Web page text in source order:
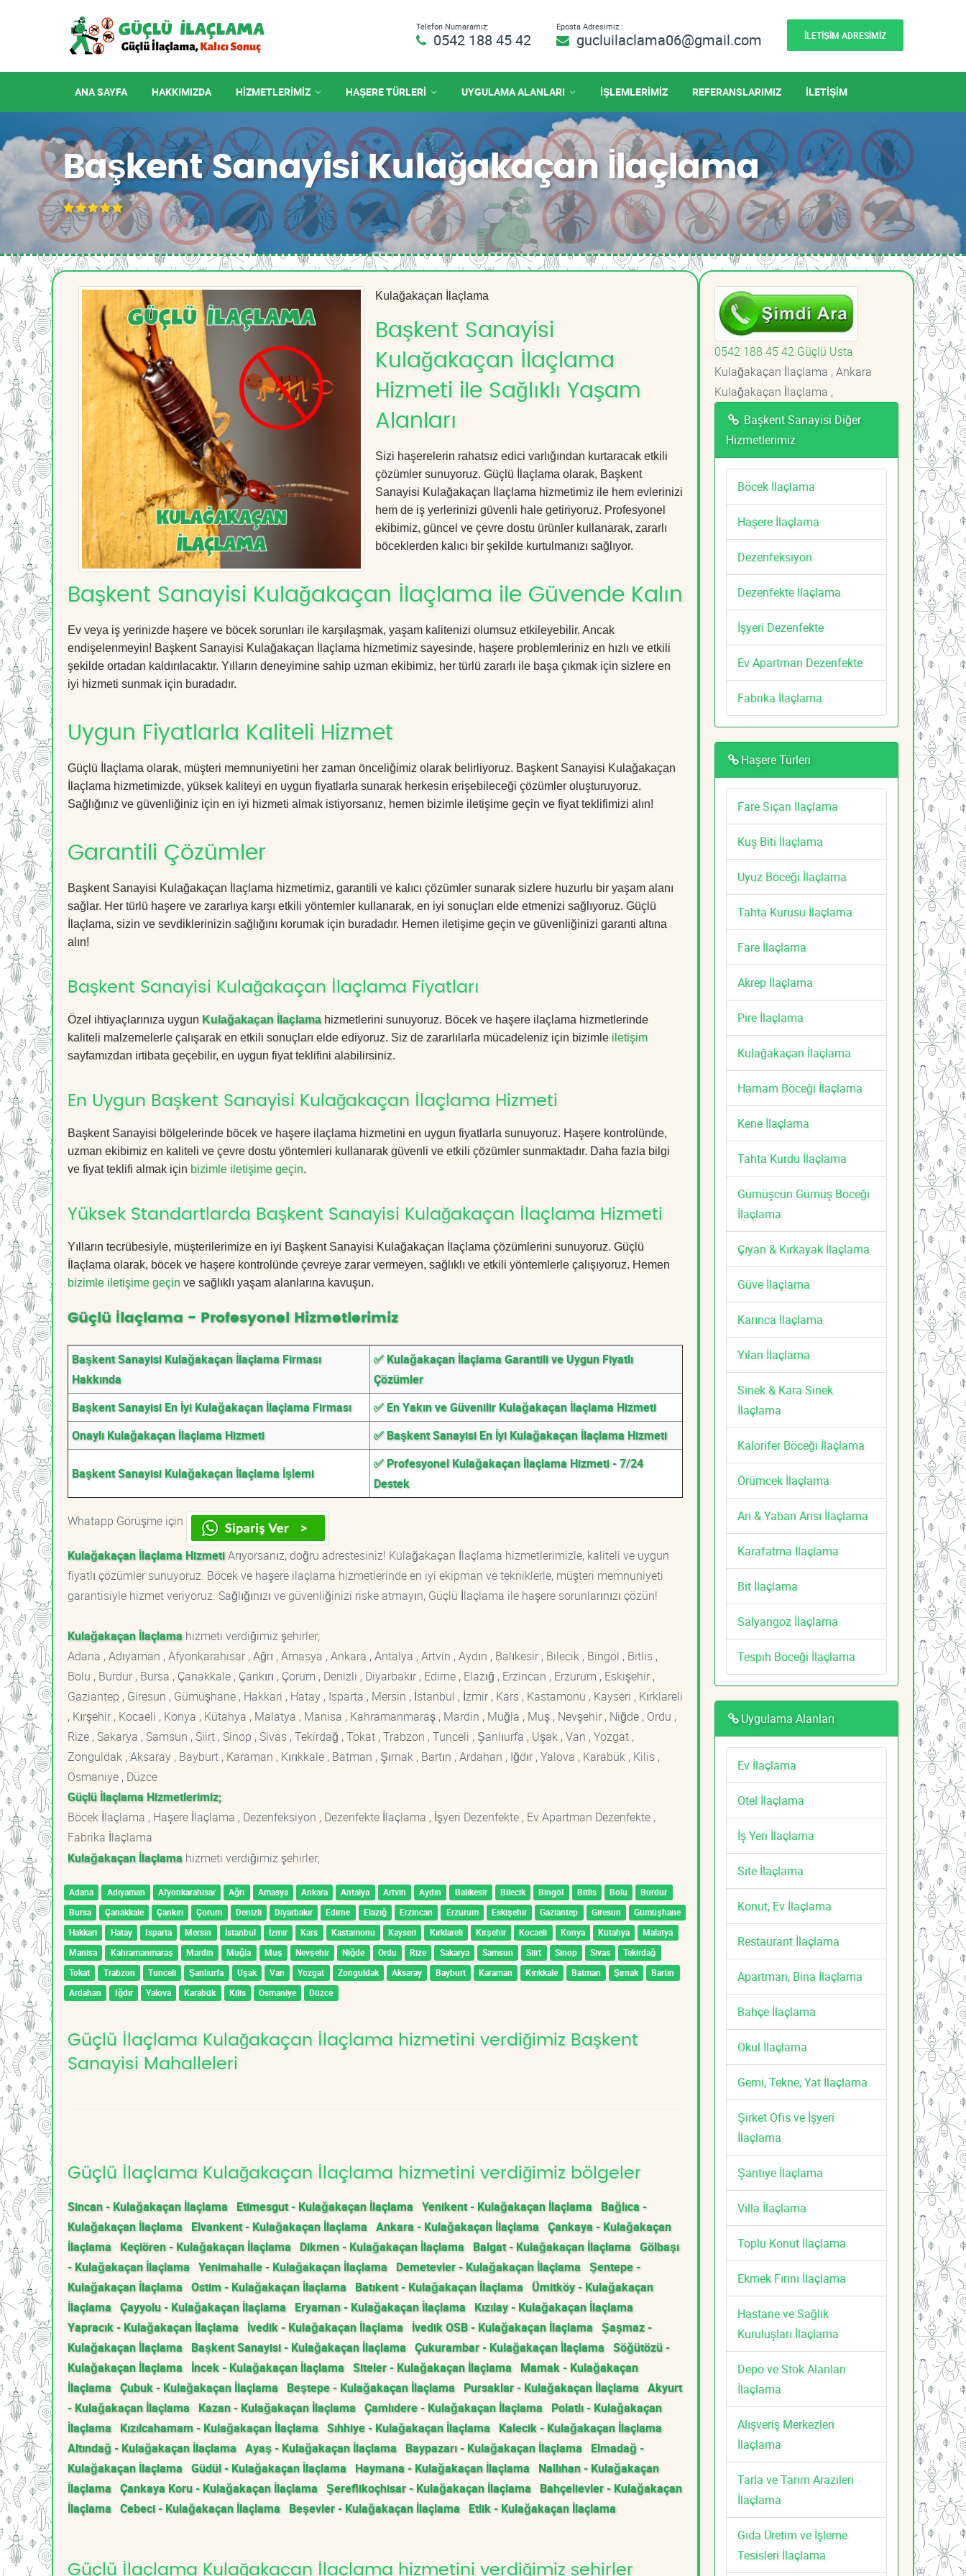
Telefon Numaramız:
0542 188 45 42
Eposta Adresimiz :
gucluilaclama06@gmail.com İLETİŞİM ADRESİMİZ
ANA SAYFA HAKKIMIZDA HIZMETLERIMIZ HAŞERE TÜRLERİ UYGULAMA ALANLARI İŞLEMLERİMİZ REFERANSLARIMIZ İLETİŞİM
Başkent Sanayisi Kulağakaçan İlaçlama
Kulağakaçan İlaçlama
Başkent Sanayisi
Kulağakaçan İlaçlama
Hizmeti ile Sağlıklı Yaşam
Alanları
Sizi haşerelerin rahatsız edici varlığından kurtaracak etkili
çözümler sunuyoruz. Güçlü İlaçlama olarak, Başkent
Sanayisi Kulağakaçan İlaçlama hizmetimiz ile hem evlerinizi
hem de iş yerlerinizi güvenli hale getiriyoruz. Profesyonel
ekibimiz, güncel ve çevre dostu ürünler kullanarak, zararlı
böceklerden kalıcı bir şekilde kurtulmanızı sağlıyor.
Başkent Sanayisi Kulağakaçan İlaçlama ile Güvende Kalın
Ev veya iş yerinizde haşere ve böcek sorunları ile karşılaşmak, yaşam kalitenizi olumsuz etkileyebilir. Ancak
endişelenmeyin! Başkent Sanayisi Kulağakaçan İlaçlama hizmetimiz sayesinde, haşere problemleriniz en hızlı ve etkili
şekilde ortadan kaldırılacaktır. Yılların deneyimine sahip uzman ekibimiz, her türlü zararlı ile başa çıkmak için sizlere en
iyi hizmeti sunmak için buradadır.
Uygun Fiyatlarla Kaliteli Hizmet
Güçlü İlaçlama olarak, müşteri memnuniyetini her zaman önceliğimiz olarak belirliyoruz. Başkent Sanayisi Kulağakaçan
İlaçlama hizmetimizde, yüksek kaliteyi en uygun fiyatlarla sunarak herkesin erişebileceği çözümler oluşturuyoruz.
Sağlığınız ve güvenliğiniz için en iyi hizmeti almak istiyorsanız, hemen bizimle iletişime geçin ve fiyat teklifimizi alın!
Garantili Çözümler
Başkent Sanayisi Kulağakaçan İlaçlama hizmetimiz, garantili ve kalıcı çözümler sunarak sizlere huzurlu bir yaşam alanı
sağlar. Her türlü haşere ve zararlıya karşı etkili yöntemler kullanarak, en iyi sonuçları elde etmenizi sağlıyoruz. Güçlü
İlaçlama, sizin ve sevdiklerinizin sağlığını korumak için buradadır. Hemen iletişime geçin ve güvenliğinizi garanti altına
alın!
Başkent Sanayisi Kulağakaçan İlaçlama Fiyatları
Özel ihtiyaçlarınıza uygun Kulağakaçan İlaçlamahizmetlerini sunuyoruz. Böcek ve haşere ilaçlama hizmetlerinde
kaliteli malzemelerle çalışarak en etkili sonuçları elde ediyoruz. Siz de zararlılarla mücadeleniz için bizimle iletişim
sayfamızdan irtibata geçebilir, en uygun fiyat teklifini alabilirsiniz.
En Uygun Başkent Sanayisi Kulağakaçan İlaçlama Hizmeti
Başkent Sanayisi bölgelerinde böcek ve haşere ilaçlama hizmetini en uygun fiyatlarla sunuyoruz. Haşere kontrolünde,
uzman ekibimiz en kaliteli ve çevre dostu yöntemleri kullanarak güvenli ve etkili çözümler sunmaktadır. Daha fazla bilgi
ve fiyat teklifi almak için bizimle iletişime geçin.
Yüksek Standartlarda Başkent Sanayisi Kulağakaçan İlaçlama Hizmeti
Yılların tecrübesiyle, müşterilerimize en iyi Başkent Sanayisi Kulağakaçan İlaçlama çözümlerini sunuyoruz. Güçlü
İlaçlama olarak, böcek ve haşere kontrolünde çevreye zarar vermeyen, sağlıklı ve etkili yöntemlerle çalışıyoruz. Hemen
bizimle iletişime geçin ve sağlıklı yaşam alanlarına kavuşun.
Güçlü İlaçlama - Profesyonel Hizmetlerimiz
Başkent Sanayisi Kulağakaçan İlaçlama Firması
Hakkında
✅ Kulağakaçan İlaçlama Garantili ve Uygun Fiyatlı
Çözümler
Başkent Sanayisi En İyi Kulağakaçan İlaçlama Firması
✅ En Yakın ve Güvenilir Kulağakaçan İlaçlama Hizmeti
Onaylı Kulağakaçan İlaçlama Hizmeti
✅ Başkent Sanayisi En İyi Kulağakaçan İlaçlama Hizmeti
Başkent Sanayisi Kulağakaçan İlaçlama İşlemi
✅ Profesyonel Kulağakaçan İlaçlama Hizmeti - 7/24
Destek
Whatapp Görüşme için
Kulağakaçan İlaçlama HizmetiArıyorsanız, doğru adrestesiniz! Kulağakaçan İlaçlama hizmetlerimizle, kaliteli ve uygun
fiyatlı çözümler sunuyoruz. Böcek ve haşere ilaçlama hizmetlerinde en iyi ekipman ve tekniklerle, müşteri memnuniyeti
garantisiyle hizmet veriyoruz. Sağlığınızı ve güvenliğinizi riske atmayın, Güçlü İlaçlama ile haşere sorunlarınızı çözün!
Kulağakaçan İlaçlama hizmeti verdiğimiz şehirler;
Adana , Adıyaman , Afyonkarahisar , Ağrı , Amasya , Ankara , Antalya , Artvin , Aydın , Balıkesir , Bilecik , Bingöl , Bitlis ,
Bolu , Burdur , Bursa , Çanakkale , Çankırı , Çorum , Denizli , Diyarbakır , Edirne , Elazığ , Erzincan , Erzurum , Eskişehir ,
Gaziantep , Giresun , Gümüşhane , Hakkari , Hatay , Isparta , Mersin , İstanbul , İzmir , Kars , Kastamonu , Kayseri , Kırklareli
, Kırşehir , Kocaeli , Konya , Kütahya , Malatya , Manisa , Kahramanmaraş , Mardin , Muğla , Muş , Nevşehir , Niğde , Ordu ,
Rize , Sakarya , Samsun , Siirt , Sinop , Sivas , Tekirdağ , Tokat , Trabzon , Tunceli , Şanlıurfa , Uşak , Van , Yozgat ,
Zonguldak , Aksaray , Bayburt , Karaman , Kırıkkale , Batman , Şırnak , Bartın , Ardahan , Iğdır , Yalova , Karabük , Kilis ,
Osmaniye , Düzce
Güçlü İlaçlama Hizmetlerimiz;
Böcek İlaçlama , Haşere İlaçlama , Dezenfeksiyon , Dezenfekte İlaçlama , İşyeri Dezenfekte , Ev Apartman Dezenfekte ,
Fabrika İlaçlama
Kulağakaçan İlaçlama hizmeti verdiğimiz şehirler;
Adana Adıyaman Afyonkarahisar Ağrı Amasya Ankara Antalya Artvin Aydın Balıkesir Bilecik Bingöl Bitlis Bolu
Burdur
Bursa
Çanakkale Çankırı Çorum Denizli Diyarbakır Edirne Elazığ Erzincan Erzurum Eskişehir Gaziantep Giresun
Gümüşhane
Hakkari
Hatay Isparta Mersin İstanbul İzmir Kars Kastamonu Kayseri Kırklareli Kırşehir Kocaeli Konya Kütahya
Malatya
Manisa
Kahramanmaraş Mardin Muğla Muş Nevşehir Niğde Ordu Rize Sakarya Samsun Siirt Sinop Sivas
Tekirdağ
Tokat
Trabzon Tunceli Şanlıurfa Uşak Van Yozgat Zonguldak Aksaray Bayburt Karaman Kırıkkale Batman Şırnak
Bartın
Ardahan
Iğdır Yalova Karabük Kilis Osmaniye Düzce
Güçlü İlaçlama Kulağakaçan İlaçlama hizmetini verdiğimiz Başkent
Sanayisi Mahalleleri
Güçlü İlaçlama Kulağakaçan İlaçlama hizmetini verdiğimiz bölgeler
Sincan - Kulağakaçan İlaçlama Etimesgut - Kulağakaçan İlaçlama Yenikent - Kulağakaçan İlaçlama Bağlıca -
Kulağakaçan İlaçlama Elvankent - Kulağakaçan İlaçlama Ankara - Kulağakaçan İlaçlama Çankaya - Kulağakaçan
İlaçlama Keçiören - Kulağakaçan İlaçlama Dikmen - Kulağakaçan İlaçlama Balgat - Kulağakaçan İlaçlama Gölbaşı
- Kulağakaçan İlaçlama Yenimahalle - Kulağakaçan İlaçlama Demetevler - Kulağakaçan İlaçlama Şentepe -
Kulağakaçan İlaçlama Ostim - Kulağakaçan İlaçlama Batıkent - Kulağakaçan İlaçlama Ümitköy - Kulağakaçan
İlaçlama Çayyolu - Kulağakaçan İlaçlama Eryaman - Kulağakaçan İlaçlama Kızılay - Kulağakaçan İlaçlama
Yapracık - Kulağakaçan İlaçlama İvedik - Kulağakaçan İlaçlama İvedik OSB - Kulağakaçan İlaçlama Şaşmaz -
Kulağakaçan İlaçlama Başkent Sanayisi - Kulağakaçan İlaçlama Çukurambar - Kulağakaçan İlaçlama Söğütözü -
Kulağakaçan İlaçlama İncek - Kulağakaçan İlaçlama Siteler - Kulağakaçan İlaçlama Mamak - Kulağakaçan
İlaçlama Çubuk - Kulağakaçan İlaçlama Beştepe - Kulağakaçan İlaçlama Pursaklar - Kulağakaçan İlaçlama Akyurt
- Kulağakaçan İlaçlama Kazan - Kulağakaçan İlaçlama Çamlıdere - Kulağakaçan İlaçlama Polatlı - Kulağakaçan
İlaçlama Kızılcahamam - Kulağakaçan İlaçlama Sıhhiye - Kulağakaçan İlaçlama Kalecik - Kulağakaçan İlaçlama
Altındağ - Kulağakaçan İlaçlama Ayaş - Kulağakaçan İlaçlama Baypazarı - Kulağakaçan İlaçlama Elmadağ -
Kulağakaçan İlaçlama Güdül - Kulağakaçan İlaçlama Haymana - Kulağakaçan İlaçlama Nallıhan - Kulağakaçan
İlaçlama Çankaya Koru - Kulağakaçan İlaçlama Şereflikoçhisar - Kulağakaçan İlaçlama Bahçelievler - Kulağakaçan
İlaçlama Cebeci - Kulağakaçan İlaçlama Beşevler - Kulağakaçan İlaçlama Etlik - Kulağakaçan İlaçlama
Güçlü İlaçlama Kulağakaçan İlaçlama hizmetini verdiğimiz şehirler
0542 188 45 42 Güçlü Usta
Kulağakaçan İlaçlama , Ankara
Kulağakaçan İlaçlama ,
Başkent Sanayisi Diğer
Hizmetlerimiz
Böcek İlaçlama
Haşere İlaçlama
Dezenfeksiyon
Dezenfekte İlaçlama
İşyeri Dezenfekte
Ev Apartman Dezenfekte
Fabrika İlaçlama
Haşere Türleri
Fare Sıçan İlaçlama
Kuş Biti İlaçlama
Uyuz Böceği İlaçlama
Tahta Kurusu İlaçlama
Fare İlaçlama
Akrep İlaçlama
Pire İlaçlama
Kulağakaçan İlaçlama
Hamam Böceği İlaçlama
Kene İlaçlama
Tahta Kurdu İlaçlama
Gümüşcün Gümüş Böceği
İlaçlama
Çıyan & Kırkayak İlaçlama
Güve İlaçlama
Karınca İlaçlama
Yılan İlaçlama
Sinek & Kara Sinek
İlaçlama
Kalorifer Böceği İlaçlama
Örümcek İlaçlama
Arı & Yaban Arısı İlaçlama
Karafatma İlaçlama
Bit İlaçlama
Salyangoz İlaçlama
Tespih Böceği İlaçlama
Uygulama Alanları
Ev İlaçlama
Otel İlaçlama
İş Yeri İlaçlama
Site İlaçlama
Konut, Ev İlaçlama
Restaurant İlaçlama
Apartman, Bina İlaçlama
Bahçe İlaçlama
Okul İlaçlama
Gemi, Tekne, Yat İlaçlama
Şirket Ofis ve İşyeri
İlaçlama
Şantiye İlaçlama
Villa İlaçlama
Toplu Konut İlaçlama
Ekmek Fırını İlaçlama
Hastane ve Sağlık
Kuruluşları İlaçlama
Depo ve Stok Alanları
İlaçlama
Alışveriş Merkezleri
İlaçlama
Tarla ve Tarım Arazileri
İlaçlama
Gıda Üretim ve İşleme
Tesisleri İlaçlama